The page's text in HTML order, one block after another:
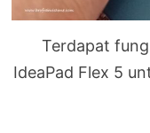
Terdapat
IdeaPad Flex 5